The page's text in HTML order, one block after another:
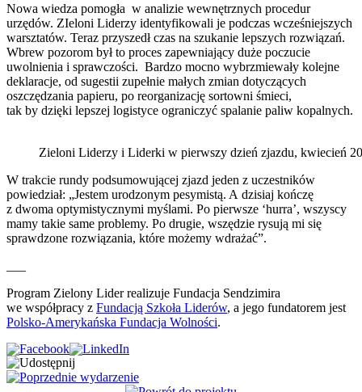
Nowa wiedza pomogła w analizie wewnętrznych procedur
urzędów. ZIeloni Liderzy identyfikowali je podczas wcześniejszych
warsztatów. Teraz przyszedł czas na szukanie lepszych rozwiązań.
Wbrew pozorom był to proces zapewniający duże poczucie
uwolnienia i sprawczości. Bardzo mocno wybrzmiewały kolejne
deklaracje, od sugestii zupełnie małych zmian dotyczących
oszczędzania papieru, po reorganizację sortowni śmieci,
tak by dzięki lepszej logistyce ograniczyć spalanie paliw kopalnych.
Zieloni Liderzy i Liderki w pierwszy dzień zjazdu, kwiecień
W trakcie rundy podsumowującej zjazd jeden z uczestników
powiedział: „Jestem urodzonym pesymistą. A dzisiaj kończę
z dwoma optymistycznymi myślami. Po pierwsze ‘hurra’, wszyscy
mamy takie same problemy. Po drugie, wszędzie rysują mi się
sprawdzone rozwiązania, które możemy wdrażać”.
Program Zielony Lider realizuje Fundacja Sendzimira
we współpracy z Fundacją Szkoła Liderów, a jego fundatorem jest
Polsko-Amerykańska Fundacja Wolności.